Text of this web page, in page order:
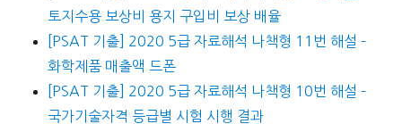
토지수용 보상비 용지 구입비 보상 배율
[PSAT 기출] 2020 5급 자료해석 나책형 11번 해설 –
화학제품 매출액 드폰
[PSAT 기출] 2020 5급 자료해석 나책형 10번 해설 –
국가기술자격 등급별 시험 시행 결과